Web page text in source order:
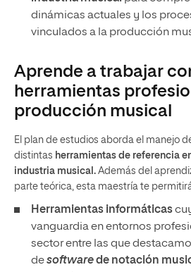
dinámicas actuales y los
vinculados a la producción
Aprende a trabajar
herramientas
producción musical
El plan de estudios aborda el manejo
distintas herramientas de referencia
industria musical. Además del
parte teórica, esta maestría te
Herramientas informáticas
vanguardia en entornos
sector entre las que
desoftwarede notación